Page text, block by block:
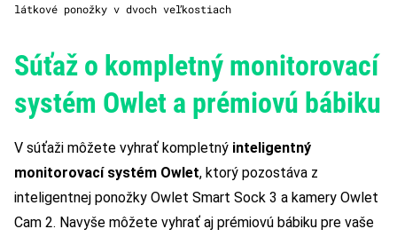
látkové ponožky v dvoch veľkostiach
Súťaž o kompletný monitorovací
systém Owlet a prémiovú bábiku
V súťaži môžete vyhrať kompletný inteligentný
monitorovací systém Owlet, ktorý pozostáva z
inteligentnej ponožky Owlet Smart Sock 3 a kamery Owlet
Cam 2. Navyše môžete vyhrať aj prémiovú bábiku pre vaše